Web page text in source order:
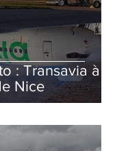
: Transavia à
Nice